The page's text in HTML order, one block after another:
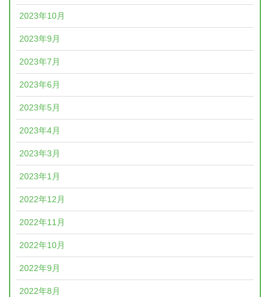
2023年10月
2023年9月
2023年7月
2023年6月
2023年5月
2023年4月
2023年3月
2023年1月
2022年12月
2022年11月
2022年10月
2022年9月
2022年8月